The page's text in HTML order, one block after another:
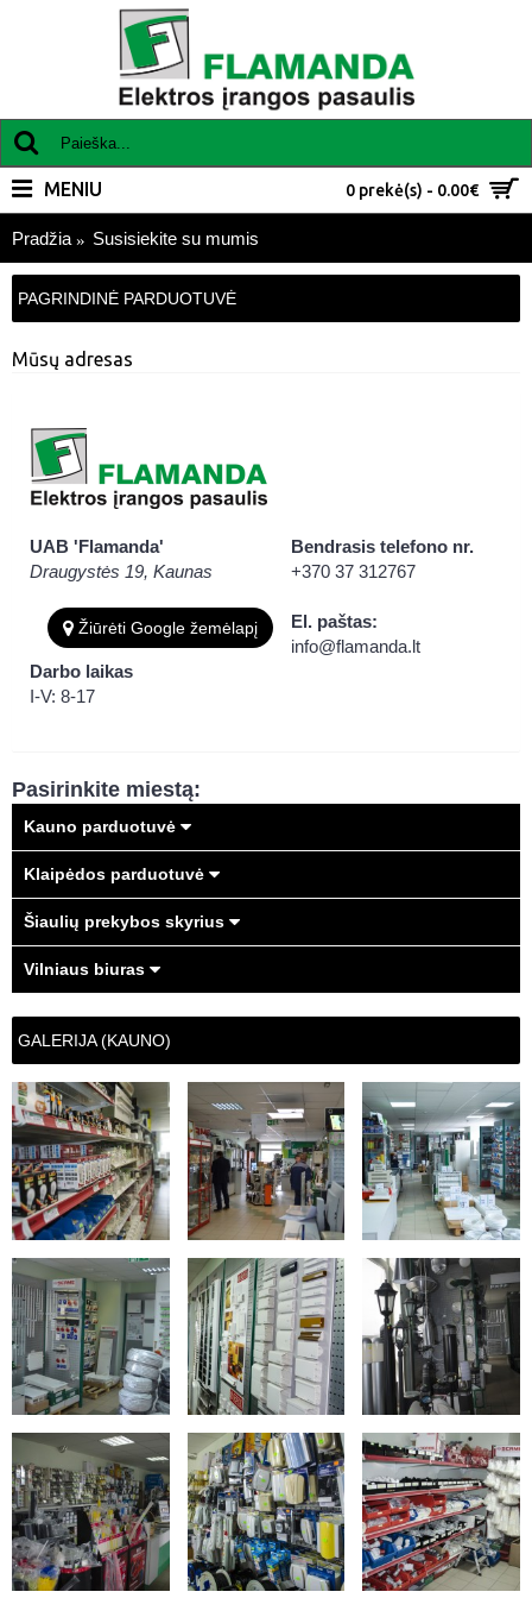
0 prekė(s) - 0.00€
MENIU
Pradžia Susisiekite su mumis
PAGRINDINĖ PARDUOTUVĖ
Mūsų adresas
UAB 'Flamanda'
Draugystės 19, Kaunas
Žiūrėti Google žemėlapį
Bendrasis telefono nr.
+370 37 312767
El. paštas:
info@flamanda.lt
Darbo laikas
I-V: 8-17
Pasirinkite miestą:
Kauno parduotuvė
Klaipėdos parduotuvė
Šiaulių prekybos skyrius
Vilniaus biuras
GALERIJA (KAUNO)